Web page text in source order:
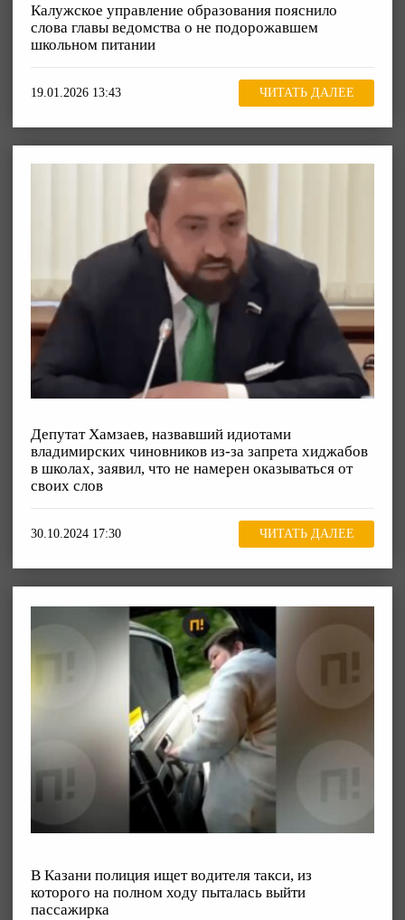
Калужское управление образования пояснило
слова главы ведомства о не подорожавшем
школьном питании
19.01.2026 13:43 ЧИТАТЬ ДАЛЕЕ
Депутат Хамзаев, назвавший идиотами
владимирских чиновников из-за запрета хиджабов
в школах, заявил, что не намерен оказываться от
своих слов
30.10.2024 17:30 ЧИТАТЬ ДАЛЕЕ
В Казани полиция ищет водителя такси, из
которого на полном ходу пыталась выйти
пассажирка